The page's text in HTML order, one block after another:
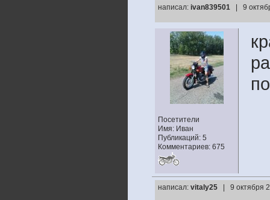
написал: ivan839501 | 9
Посетители
Имя: Иван
Публикаций: 5
Комментариев: 675
написал: vitaly25 | 9 октября